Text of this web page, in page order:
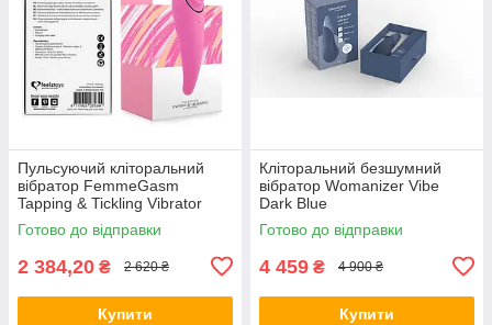
Пульсуючий кліторальний
вібратор FemmeGasm
Tapping & Tickling Vibrator
Готово до відправки
2 384,20 ₴ 2 620 ₴
Купити
Кліторальний безшумний
вібратор Womanizer Vibe
Dark Blue
Готово до відправки
4 459 ₴ 4 900 ₴
Купити